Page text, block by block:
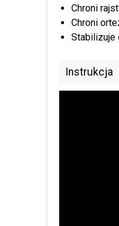
Chroni
Chroni
Stabilizuje
Instrukcja